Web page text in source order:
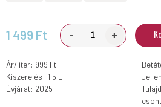
1 499 Ft - +
Ár/liter: 999 Ft
Kiszerelés: 1.5 L
Évjárat: 2025